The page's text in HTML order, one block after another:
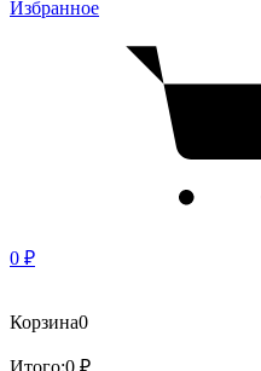
Избранное
0 ₽
Корзина0
Итого:0 ₽